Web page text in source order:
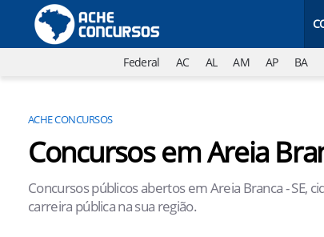
Federal AC AL AM AP BA
ACHE CONCURSOS
Concursos em Areia
Concursos públicos abertos em Areia Branca - SE,
carreira pública na sua região.